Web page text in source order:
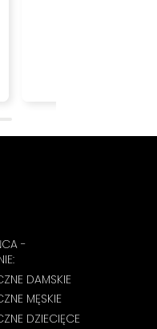
-
DAMSKIE
MĘSKIE
DZIECIĘCE